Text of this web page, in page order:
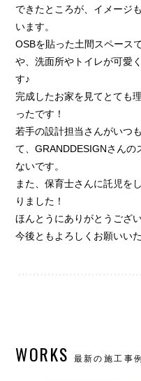
できたところが、イメージ
います。
OSBを貼った土間スペース
や、洗面所やトイレが可愛
す♪
完成したお家を見てとても
ったです！
若手の設計担当さんがいつ
て、GRANDDESIGNさん
ないです。
また、保育士さんに託児を
りました！
ほんとうにありがとうござ
今後ともよろしくお願いいた
WORKS 最新の施工事例